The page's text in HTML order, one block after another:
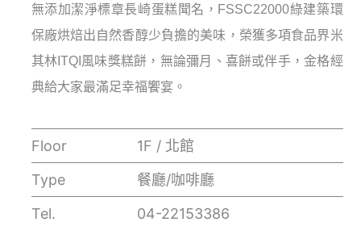
無添加潔淨標章長崎蛋糕聞名，FSSC22000綠建築環
保廠烘焙出自然香醇少負擔的美味，榮獲多項食品界米
其林ITQI風味獎糕餅，無論彌月、喜餅或伴手，金格經
典給大家最滿足幸福饗宴。
Floor
1F / 北館
Type
餐廳/咖啡廳
Tel.
04-22153386